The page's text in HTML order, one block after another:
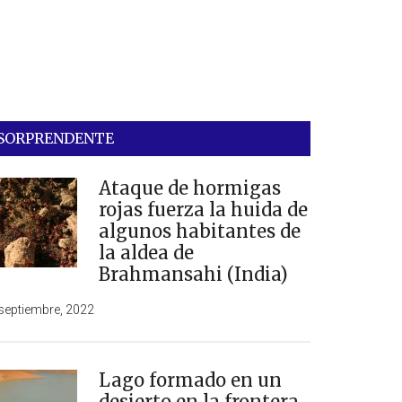
Ataque de hormigas
rojas fuerza la huida de
algunos habitantes de
la aldea de
Brahmansahi (India)
2022
Lago formado en un